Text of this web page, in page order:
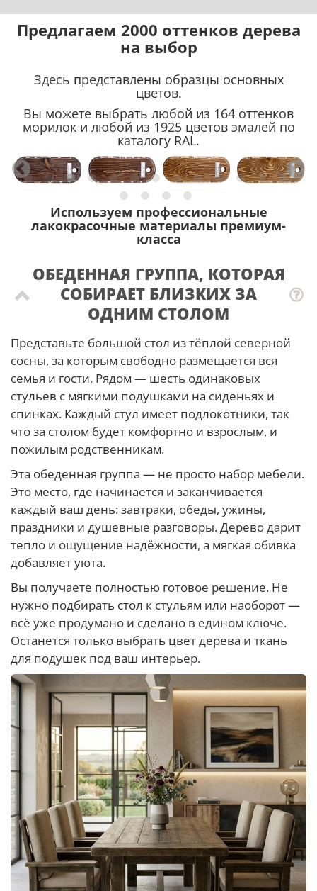
Предлагаем 2000 оттенков дерева
на выбор
Здесь представлены образцы основных
цветов.
Вы можете выбрать любой из 164 оттенков
морилок и любой из 1925 цветов эмалей по
каталогу RAL.
Используем профессиональные
лакокрасочные материалы премиум-
класса
ОБЕДЕННАЯ ГРУППА, КОТОРАЯ
СОБИРАЕТ БЛИЗКИХ ЗА
ОДНИМ СТОЛОМ
Представьте большой стол из тёплой северной
сосны, за которым свободно размещается вся
семья и гости. Рядом — шесть одинаковых
стульев с мягкими подушками на сиденьях и
спинках. Каждый стул имеет подлокотники, так
что за столом будет комфортно и взрослым, и
пожилым родственникам.
Эта обеденная группа — не просто набор мебели.
Это место, где начинается и заканчивается
каждый ваш день: завтраки, обеды, ужины,
праздники и душевные разговоры. Дерево дарит
тепло и ощущение надёжности, а мягкая обивка
добавляет уюта.
Вы получаете полностью готовое решение. Не
нужно подбирать стол к стульям или наоборот —
всё уже продумано и сделано в едином ключе.
Останется только выбрать цвет дерева и ткань
для подушек под ваш интерьер.